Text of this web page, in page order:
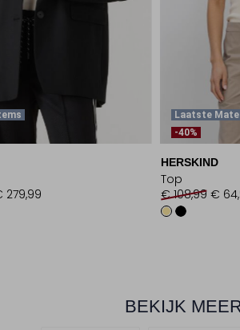
279,99
Laatste
-40%
HERSKIND
Top
€ 108,99 €
BEKIJK